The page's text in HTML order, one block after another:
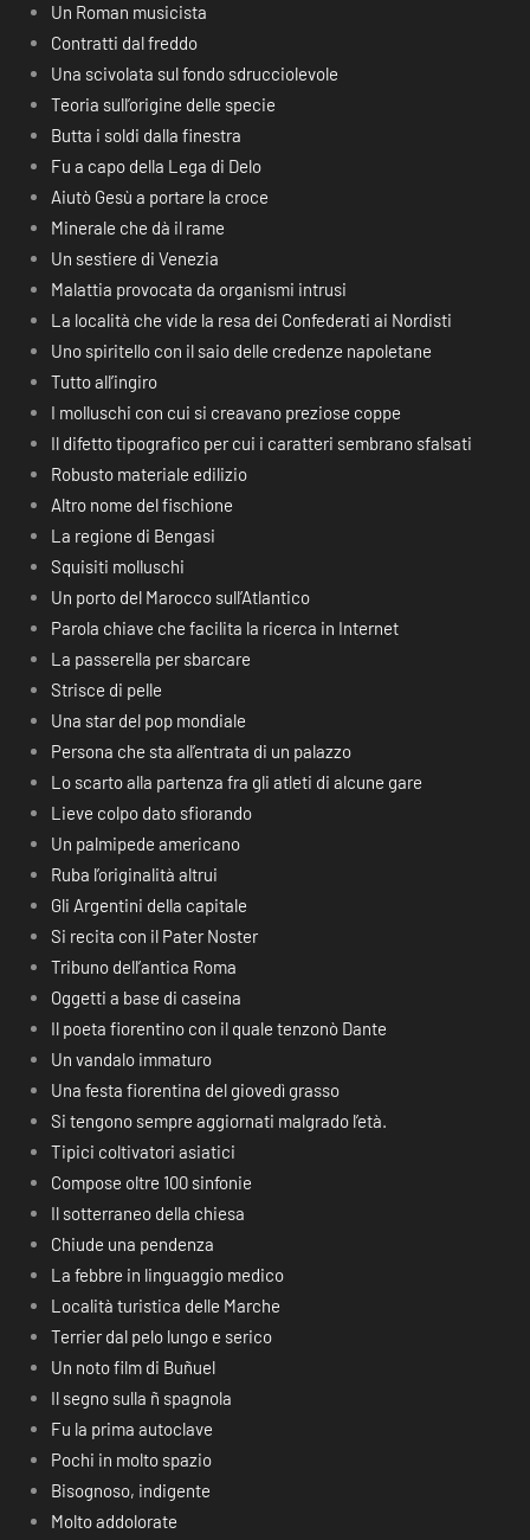
Un Roman musicista
Contratti dal freddo
Una scivolata sul fondo sdrucciolevole
Teoria sull’origine delle specie
Butta i soldi dalla finestra
Fu a capo della Lega di Delo
Aiutò Gesù a portare la croce
Minerale che dà il rame
Un sestiere di Venezia
Malattia provocata da organismi intrusi
La località che vide la resa dei Confederati ai Nordisti
Uno spiritello con il saio delle credenze napoletane
Tutto all’ingiro
I molluschi con cui si creavano preziose coppe
Il difetto tipografico per cui i caratteri sembrano sfalsati
Robusto materiale edilizio
Altro nome del fischione
La regione di Bengasi
Squisiti molluschi
Un porto del Marocco sull’Atlantico
Parola chiave che facilita la ricerca in Internet
La passerella per sbarcare
Strisce di pelle
Una star del pop mondiale
Persona che sta all’entrata di un palazzo
Lo scarto alla partenza fra gli atleti di alcune gare
Lieve colpo dato sfiorando
Un palmipede americano
Ruba l’originalità altrui
Gli Argentini della capitale
Si recita con il Pater Noster
Tribuno dell’antica Roma
Oggetti a base di caseina
Il poeta fiorentino con il quale tenzonò Dante
Un vandalo immaturo
Una festa fiorentina del giovedì grasso
Si tengono sempre aggiornati malgrado l’età.
Tipici coltivatori asiatici
Compose oltre 100 sinfonie
Il sotterraneo della chiesa
Chiude una pendenza
La febbre in linguaggio medico
Località turistica delle Marche
Terrier dal pelo lungo e serico
Un noto film di Buñuel
Il segno sulla ñ spagnola
Fu la prima autoclave
Pochi in molto spazio
Bisognoso, indigente
Molto addolorate